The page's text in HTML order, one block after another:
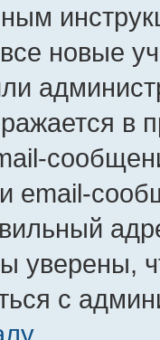
новые
в
email-
уверены,
с